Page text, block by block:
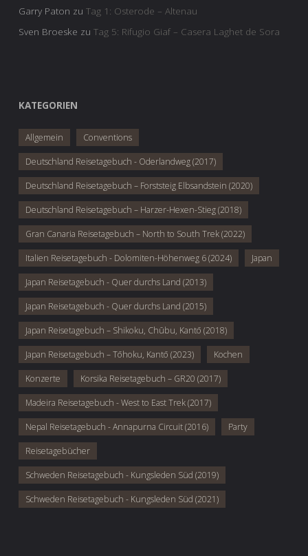
Garry Paton zu Tag 1: Osterode – Altenau
Sven Broeske zu Tag 5: Rifugio Giaf – Casera Laghet de Sora
KATEGORIEN
Allgemein Conventions
Deutschland Reisetagebuch - Oderlandweg (2017)
Deutschland Reisetagebuch – Forststeig Elbsandstein (2020)
Deutschland Reisetagebuch – Harzer-Hexen-Stieg (2018)
Gran Canaria Reisetagebuch – North to South Trek (2022)
Italien Reisetagebuch - Dolomiten-Höhenweg 6 (2024) Japan
Japan Reisetagebuch - Quer durchs Land (2013)
Japan Reisetagebuch - Quer durchs Land (2015)
Japan Reisetagebuch – Shikoku, Chūbu, Kantō (2018)
Japan Reisetagebuch – Tōhoku, Kantō (2023) Kochen
Konzerte Korsika Reisetagebuch – GR20 (2017)
Madeira Reisetagebuch - West to East Trek (2017)
Nepal Reisetagebuch - Annapurna Circuit (2016) Party
Reisetagebücher
Schweden Reisetagebuch - Kungsleden Süd (2019)
Schweden Reisetagebuch - Kungsleden Süd (2021)